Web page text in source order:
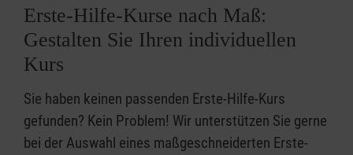
Erste-Hilfe-Kurse nach Maß:
Gestalten Sie Ihren individuellen
Kurs
Sie haben keinen passenden Erste-Hilfe-Kurs
gefunden? Kein Problem! Wir unterstützen Sie gerne
bei der Auswahl eines maßgeschneiderten Erste-